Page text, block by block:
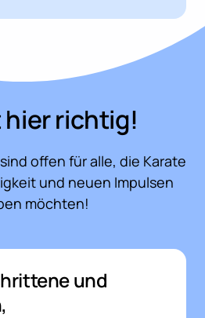
hier richtig!
offen für alle, die Karate
und neuen Impulsen
möchten!
und